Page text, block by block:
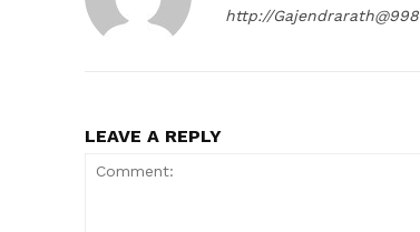
http://Gajendrarath@998
LEAVE A REPLY